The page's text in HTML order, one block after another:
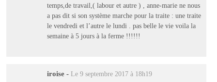
temps,de travail,( labour et autre ) , anne-marie ne nous
a pas dit si son système marche pour la traite : une traite
le vendredi et l’autre le lundi . pas belle le vie voila la
semaine à 5 jours à la ferme !!!!!!
iroise - Le 9 septembre 2017 à 18h19